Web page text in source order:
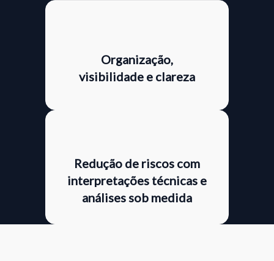
Organização,
visibilidade e clareza
Redução de riscos com
interpretações técnicas e
análises sob medida